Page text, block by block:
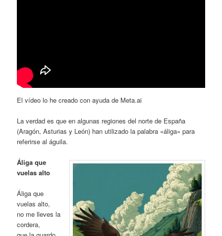
El vídeo lo he creado con ayuda de Meta.ai
La verdad es que en algunas regiones del norte de España
(Aragón, Asturias y León) han utilizado la palabra «áliga» para
referirse al águila.
Áliga que
vuelas alto
Áliga que
vuelas alto,
no me lleves la
cordera,